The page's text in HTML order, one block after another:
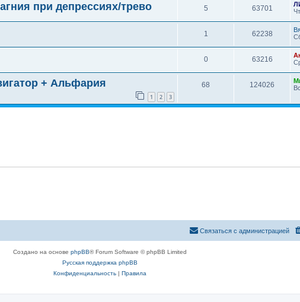
при депрессиях/трево 5 63701
1 62238
0 63216
+ Альфария
1 2 3
68 124026
Связаться с администрацией
Создано на основе phpBB® Forum Software © phpBB Limited
Русская поддержка phpBB
Конфиденциальность| Правила